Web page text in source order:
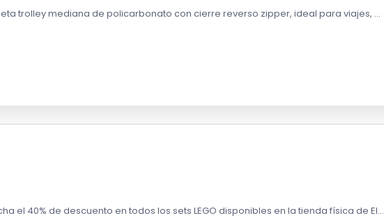
trolley mediana de policarbonato con cierre reverso zipper, ideal para viajes, ...
el 40% de descuento en todos los sets LEGO disponibles en la tienda física de El...